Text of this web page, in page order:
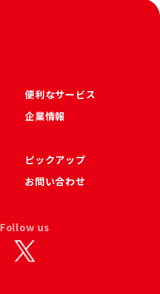
便利なサービス
企業情報
ピックアップ
お問い合わせ
Follow us